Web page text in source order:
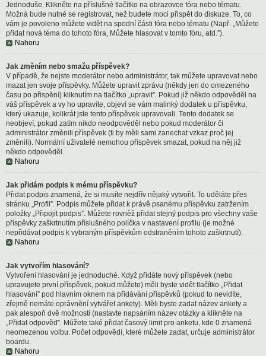
Jednoduše. Klikněte na příslušné tlačítko na obrazovce fóra nebo tématu.
Možná bude nutné se registrovat, než budete moci přispět do diskuze. To, co
vám je povoleno můžete vidět na spodní části fóra nebo tématu (Např. „Můžete
přidat nová téma do tohoto fóra, Můžete hlasovat v tomto fóru, atd.”).
Nahoru
Jak změním nebo smažu příspěvek?
V případě, že nejste moderátor nebo administrátor, tak můžete upravovat nebo
mazat jen svoje příspěvky. Můžete upravit zprávu (někdy jen do omezeného
času po přispění) kliknutím na tlačítko „upravit”. Pokud již někdo odpověděl na
váš příspěvek a vy ho upravíte, objeví se vám malinký dodatek u příspěvku,
který ukazuje, kolikrát jste tento příspěvek upravovali. Tento dodatek se
neobjeví, pokud zatím nikdo neodpověděl nebo pokud moderátor či
administrátor změnili příspěvek (ti by měli sami zanechat vzkaz proč jej
změnili). Normální uživatelé nemohou příspěvek smazat, pokud na něj již
někdo odpověděl.
Nahoru
Jak přidám podpis k mému příspěvku?
Přidat podpis znamená, že si musíte nejdřív nějaký vytvořit. To uděláte přes
stránku „Profil”. Podpis můžete přidat k právě psanému příspěvku zatržením
položky „Připojit podpis”. Můžete rovněž přidat stejný podpis pro všechny vaše
příspěvky zaškrtnutím příslušného políčka v nastavení profilu (je možné
nepřidávat podpis k vybraným příspěvkům odstraněním tohoto zaškrtnutí).
Nahoru
Jak vytvořím hlasování?
Vytvoření hlasování je jednoduché. Když přidáte nový příspěvek (nebo
upravujete první příspěvek, pokud můžete) měli byste vidět tlačítko „Přidat
hlasování” pod hlavním oknem na přidávání příspěvků (pokud to nevidíte,
zřejmě nemáte oprávnění vytvářet ankety). Měli byste zadat název ankety a
pak alespoň dvě možnosti (nastavte napsáním název otázky a klikněte na
„Přidat odpověď”. Můžete také přidat časový limit pro anketu, kde 0 znamená
neomezenou volbu. Počet odpovědí, které můžete zadat, určuje administrátor
boardu.
Nahoru